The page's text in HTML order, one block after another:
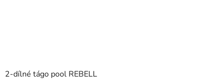
2-dílné tágo pool REBELL